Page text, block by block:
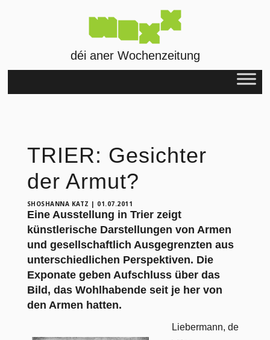
déi aner Wochenzeitung
TRIER: Gesichter
der Armut?
SHOSHANNA KATZ | 01.07.2011
Eine Ausstellung in Trier zeigt
künstlerische Darstellungen von Armen
und gesellschaftlich Ausgegrenzten aus
unterschiedlichen Perspektiven. Die
Exponate geben Aufschluss über das
Bild, das Wohlhabende seit je her von
den Armen hatten.
Liebermann, de